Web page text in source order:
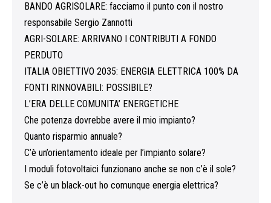
BANDO AGRISOLARE: facciamo il punto con il nostro
responsabile Sergio Zannotti
AGRI-SOLARE: ARRIVANO I CONTRIBUTI A FONDO
PERDUTO
ITALIA OBIETTIVO 2035: ENERGIA ELETTRICA 100% DA
FONTI RINNOVABILI: POSSIBILE?
L’ERA DELLE COMUNITA’ ENERGETICHE
Che potenza dovrebbe avere il mio impianto?
Quanto risparmio annuale?
C’è un’orientamento ideale per l’impianto solare?
I moduli fotovoltaici funzionano anche se non c’è il sole?
Se c’è un black-out ho comunque energia elettrica?